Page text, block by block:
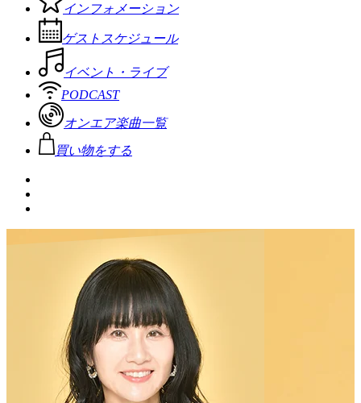
インフォメーション
ゲストスケジュール
イベント・ライブ
PODCAST
オンエア楽曲一覧
買い物をする